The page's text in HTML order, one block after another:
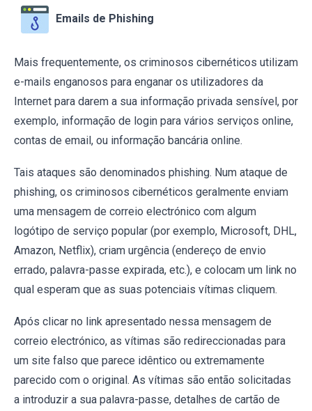
Emails de Phishing
Mais frequentemente, os criminosos cibernéticos utilizam
e-mails enganosos para enganar os utilizadores da
Internet para darem a sua informação privada sensível, por
exemplo, informação de login para vários serviços online,
contas de email, ou informação bancária online.
Tais ataques são denominados phishing. Num ataque de
phishing, os criminosos cibernéticos geralmente enviam
uma mensagem de correio electrónico com algum
logótipo de serviço popular (por exemplo, Microsoft, DHL,
Amazon, Netflix), criam urgência (endereço de envio
errado, palavra-passe expirada, etc.), e colocam um link no
qual esperam que as suas potenciais vítimas cliquem.
Após clicar no link apresentado nessa mensagem de
correio electrónico, as vítimas são redireccionadas para
um site falso que parece idêntico ou extremamente
parecido com o original. As vítimas são então solicitadas
a introduzir a sua palavra-passe, detalhes de cartão de